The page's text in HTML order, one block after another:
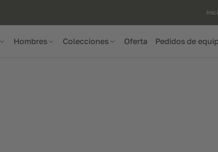
Hombres Colecciones Oferta Pedidos de